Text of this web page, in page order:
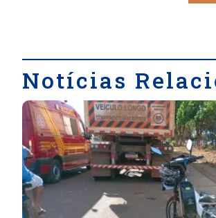
Notícias